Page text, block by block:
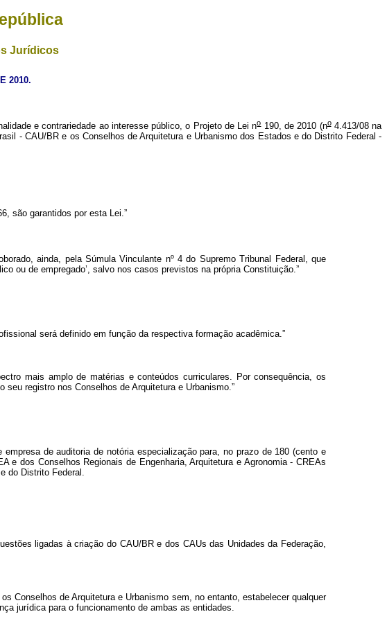
Jurídicos
2010.
e contrariedade ao interesse público, o Projeto de Lei no190, de 2010 (no4.413/08 na
- CAU/BR e os Conselhos de Arquitetura e Urbanismo dos Estados e do Distrito Federal -
são garantidos por esta Lei.”
ainda, pela Súmula Vinculante nº 4 do Supremo Tribunal Federal, que
ou de empregado’, salvo nos casos previstos na própria Constituição.”
será definido em função da respectiva formação acadêmica.”
mais amplo de matérias e conteúdos curriculares. Por consequência, os
registro nos Conselhos de Arquitetura e Urbanismo.”
de auditoria de notória especialização para, no prazo de 180 (cento e
e dos Conselhos Regionais de Engenharia, Arquitetura e Agronomia - CREAs
do Distrito Federal.
ligadas à criação do CAU/BR e dos CAUs das Unidades da Federação,
Conselhos de Arquitetura e Urbanismo sem, no entanto, estabelecer qualquer
jurídica para o funcionamento de ambas as entidades.